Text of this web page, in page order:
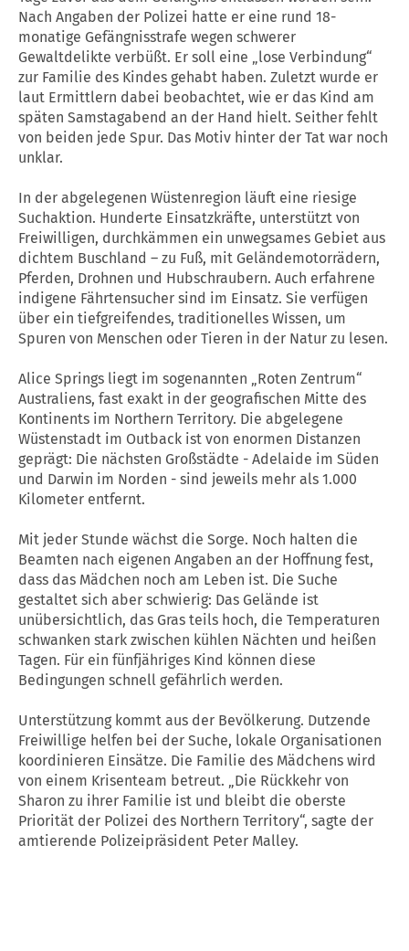
Nach Angaben der Polizei hatte er eine rund 18-
monatige Gefängnisstrafe wegen schwerer
Gewaltdelikte verbüßt. Er soll eine „lose Verbindung“
zur Familie des Kindes gehabt haben. Zuletzt wurde er
laut Ermittlern dabei beobachtet, wie er das Kind am
späten Samstagabend an der Hand hielt. Seither fehlt
von beiden jede Spur. Das Motiv hinter der Tat war noch
unklar.
In der abgelegenen Wüstenregion läuft eine riesige
Suchaktion. Hunderte Einsatzkräfte, unterstützt von
Freiwilligen, durchkämmen ein unwegsames Gebiet aus
dichtem Buschland – zu Fuß, mit Geländemotorrädern,
Pferden, Drohnen und Hubschraubern. Auch erfahrene
indigene Fährtensucher sind im Einsatz. Sie verfügen
über ein tiefgreifendes, traditionelles Wissen, um
Spuren von Menschen oder Tieren in der Natur zu lesen.
Alice Springs liegt im sogenannten „Roten Zentrum“
Australiens, fast exakt in der geografischen Mitte des
Kontinents im Northern Territory. Die abgelegene
Wüstenstadt im Outback ist von enormen Distanzen
geprägt: Die nächsten Großstädte - Adelaide im Süden
und Darwin im Norden - sind jeweils mehr als 1.000
Kilometer entfernt.
Mit jeder Stunde wächst die Sorge. Noch halten die
Beamten nach eigenen Angaben an der Hoffnung fest,
dass das Mädchen noch am Leben ist. Die Suche
gestaltet sich aber schwierig: Das Gelände ist
unübersichtlich, das Gras teils hoch, die Temperaturen
schwanken stark zwischen kühlen Nächten und heißen
Tagen. Für ein fünfjähriges Kind können diese
Bedingungen schnell gefährlich werden.
Unterstützung kommt aus der Bevölkerung. Dutzende
Freiwillige helfen bei der Suche, lokale Organisationen
koordinieren Einsätze. Die Familie des Mädchens wird
von einem Krisenteam betreut. „Die Rückkehr von
Sharon zu ihrer Familie ist und bleibt die oberste
Priorität der Polizei des Northern Territory“, sagte der
amtierende Polizeipräsident Peter Malley.